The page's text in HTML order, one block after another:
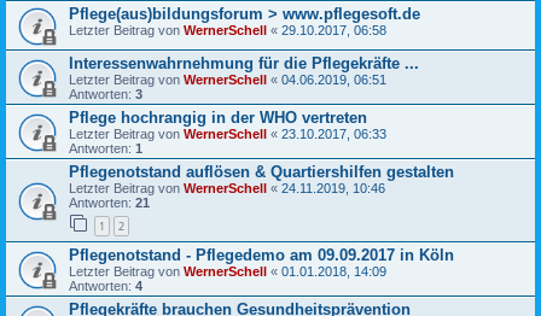
Pflege(aus)bildungsforum > www.pflegesoft.de
Letzter Beitrag von WernerSchell « 29.10.2017, 06:58
Interessenwahrnehmung für die Pflegekräfte ...
Letzter Beitrag von WernerSchell « 04.06.2019, 06:51
Antworten: 3
Pflege hochrangig in der WHO vertreten
Letzter Beitrag von WernerSchell « 23.10.2017, 06:33
Antworten: 1
Pflegenotstand auflösen & Quartiershilfen gestalten
Letzter Beitrag von WernerSchell « 24.11.2019, 10:46
Antworten: 21
1 2
Pflegenotstand - Pflegedemo am 09.09.2017 in Köln
Letzter Beitrag von WernerSchell « 01.01.2018, 14:09
Antworten: 4
Pflegekräfte brauchen Gesundheits­prävention